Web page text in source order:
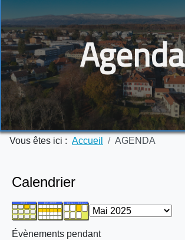
Agenda
Vous êtes ici : Accueil AGENDA
Calendrier
Évènements pendant